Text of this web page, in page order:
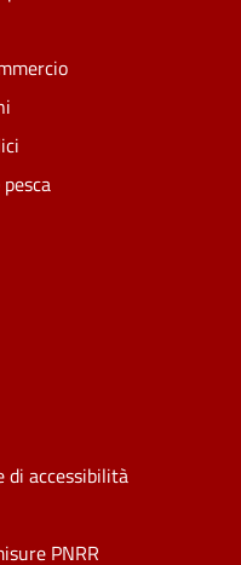
di accessibilità
PNRR